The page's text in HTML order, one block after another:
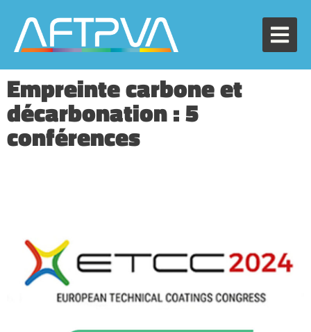
Empreinte carbone et
décarbonation : 5
conférences